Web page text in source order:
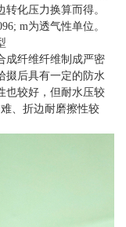
化压力换算而得。
m为透气性单位。
成纤维纤维制成严密
掇后具有一定的防水
也较好，但耐水压较
、折边耐磨擦性较